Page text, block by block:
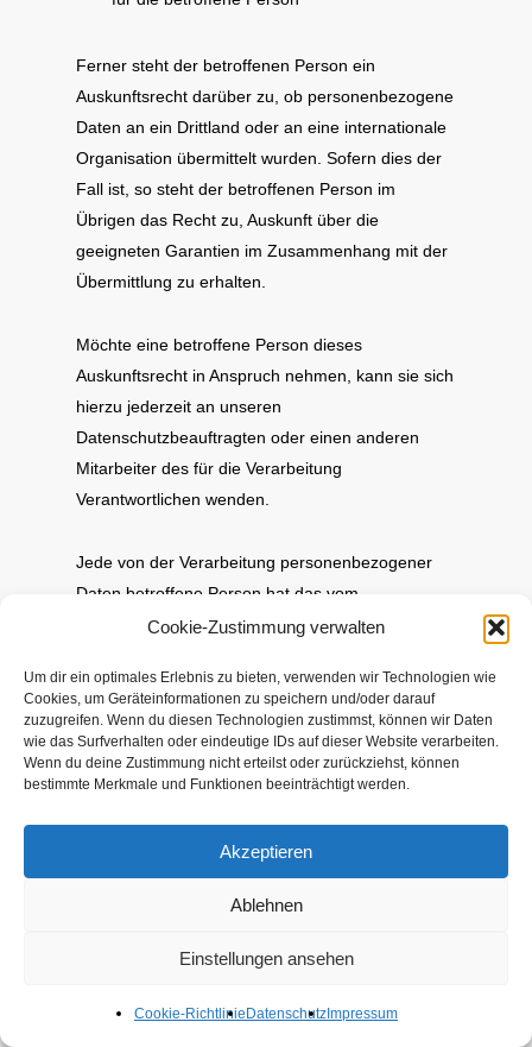
Cookie-Zustimmung verwalten
Um dir ein optimales Erlebnis zu bieten, verwenden wir Technologien wie
Cookies, um Geräteinformationen zu speichern und/oder darauf
zuzugreifen. Wenn du diesen Technologien zustimmst, können wir Daten
wie das Surfverhalten oder eindeutige IDs auf dieser Website verarbeiten.
Wenn du deine Zustimmung nicht erteilst oder zurückziehst, können
bestimmte Merkmale und Funktionen beeinträchtigt werden.
Akzeptieren
Ablehnen
Einstellungen ansehen
Cookie-Richtlinie Datenschutz Impressum
Ferner steht der betroffenen Person ein
Auskunftsrecht darüber zu, ob personenbezogene
Daten an ein Drittland oder an eine internationale
Organisation übermittelt wurden. Sofern dies der
Fall ist, so steht der betroffenen Person im
Übrigen das Recht zu, Auskunft über die
geeigneten Garantien im Zusammenhang mit der
Übermittlung zu erhalten.
Möchte eine betroffene Person dieses
Auskunftsrecht in Anspruch nehmen, kann sie sich
hierzu jederzeit an unseren
Datenschutzbeauftragten oder einen anderen
Mitarbeiter des für die Verarbeitung
Verantwortlichen wenden.
Jede von der Verarbeitung personenbezogener
Daten betroffene Person hat das vom
Europäischen Richtlinien- und Verordnungsgeber
sie betreffender unrichtiger personenbezogener
Daten zu verlangen. Ferner steht der betroffenen
Person das Recht zu, unter Berücksichtigung der
Zwecke der Verarbeitung, die Vervollständigung
Berichtigungsrecht in Anspruch nehmen, kann sie
Datenschutzbeauftragten oder einen anderen